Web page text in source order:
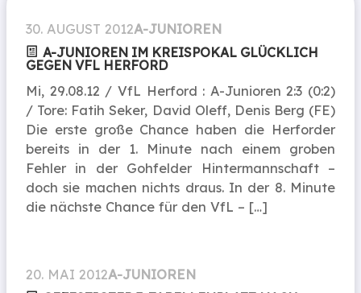
30. AUGUST 2012A-JUNIOREN
A-JUNIOREN IM KREISPOKAL GLÜCKLICH
GEGEN VFL HERFORD
Mi, 29.08.12 / VfL Herford : A-Junioren 2:3 (0:2)
/ Tore: Fatih Seker, David Oleff, Denis Berg (FE)
Die erste große Chance haben die Herforder
bereits in der 1. Minute nach einem groben
Fehler in der Gohfelder Hintermannschaft –
doch sie machen nichts draus. In der 8. Minute
die nächste Chance für den VfL – […]
20. MAI 2012A-JUNIOREN